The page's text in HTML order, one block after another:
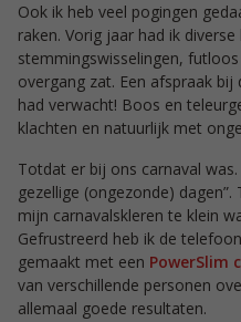
Ook ik heb veel pogingen
raken. Vorig jaar had ik
stemmingswisselingen,
overgang zat. Een afspraak
had verwacht! Boos en
klachten en natuurlijk met
Totdat er bij ons carnaval
gezellige (ongezonde)
mijn carnavalskleren te klein
Gefrustreerd heb ik de
gemaakt met een PowerSlim
van verschillende personen
allemaal goede resultaten.